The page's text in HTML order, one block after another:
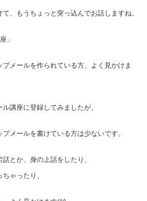
、もうちょっと突っ込んでお話しますね。
」
プメールを作られている方、よく見かけま
講座に登録してみましたが、
メールを書けている方は少ないです。
とか、身の上話をしたり、
ゃったり、